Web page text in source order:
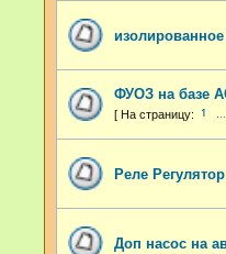
ФУОЗ на базе
1
Реле
Доп насос на